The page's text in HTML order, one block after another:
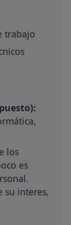
trabajo
los
es
su interes,